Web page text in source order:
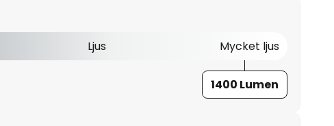
Ljus Mycket ljus
1400 Lumen